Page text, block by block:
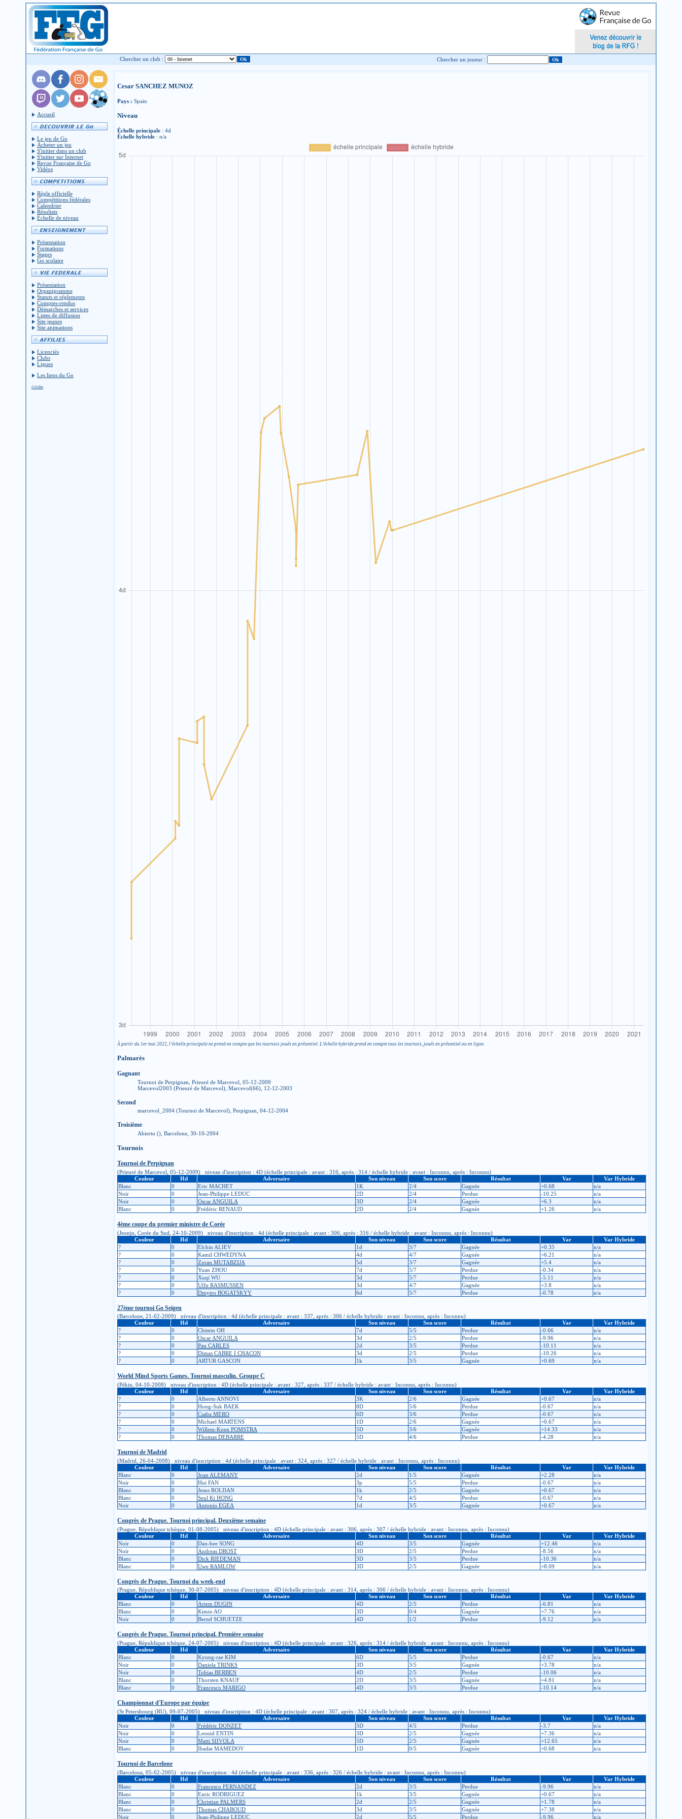
Chercher un club : Chercher un joueur :
Accueil
Le jeu de Go
Acheter un jeu
S'initier dans un club
S'initier sur Internet
Revue Française de Go
Vidéos
Règle officielle
Compétitions fédérales
Calendrier
Résultats
Échelle de niveau
Présentation
Formations
Stages
Go scolaire
Présentation
Organigramme
Statuts et réglements
Comptes-rendus
Démarches et services
Listes de diffusion
Site jeunes
Site animations
Licenciés
Clubs
Ligues
Les liens du Go
Crédits
Cesar SANCHEZ MUNOZ
Pays : Spain
Niveau
Échelle principale : 4d
Échelle hybride : n/a
À partir du 1er mai 2022, l’échelle principale ne prend en compte que les tournois joués en présentiel. L’échelle hybride prend en compte tous les tournois, joués en présentiel ou en ligne.
Palmarès
Gagnant
Tournoi de Perpignan, Prieuré de Marcevol, 05-12-2009
Marcevol2003 (Prieuré de Marcevol), Marcevol(66), 12-12-2003
Second
marcevol_2004 (Tournoi de Marcevol), Perpignan, 04-12-2004
Troisième
Abierto (), Barcelone, 30-10-2004
Tournois
Tournoi de Perpignan
(Prieuré de Marcevol, 05-12-2009) niveau d'inscription : 4D (échelle principale : avant : 316, après : 314 / échelle hybride : avant : Inconnu, après : Inconnu)
Couleur
Hd Adversaire Son niveau Son score Résultat Var
Var Hybride
Blanc
0 Eric MACHET 1K 2/4 Gagnée +0.68
n/a
Noir
0 Jean-Philippe LEDUC 2D 2/4 Perdue -10.25
n/a
Noir
0 Oscar ANGUILA 3D 2/4 Gagnée +6.3
n/a
Blanc
0 Frédéric RENAUD 2D 2/4 Gagnée +1.26 n/a
4ème coupe du premier ministre de Corée
(Jeonju, Corée du Sud, 24-10-2009) niveau d'inscription : 4d (échelle principale : avant : 306, après : 316 / échelle hybride : avant : Inconnu, après : Inconnu)
Couleur
Hd Adversaire Son niveau Son score Résultat Var
Var Hybride
?
0 Elchin ALIEV 1d 3/7 Gagnée +0.35
n/a
?
0 Kamil CHWEDYNA 4d 4/7 Gagnée +6.21
n/a
?
0 Zoran MUTABZIJA 5d 3/7 Gagnée +5.4
n/a
?
0 Yuan ZHOU 7d 5/7 Perdue -0.34
n/a
?
0 Xuqi WU 3d 5/7 Perdue -5.11
n/a
?
0 Uffe RASMUSSEN 3d 4/7 Gagnée +3.8
n/a
?
0 Dmytro BOGATSKYY 6d 5/7 Perdue -0.78 n/a
27ème tournoi Go Seigen
(Barcelone, 21-02-2009) niveau d'inscription : 4d (échelle principale : avant : 337, après : 306 / échelle hybride : avant : Inconnu, après : Inconnu)
Couleur
Hd Adversaire Son niveau Son score Résultat Var
Var Hybride
?
0 Chimin OH 7d 5/5 Perdue -0.66
n/a
?
0 Oscar ANGUILA 3d 2/5 Perdue -9.96
n/a
?
0 Pau CARLES 2d 3/5 Perdue -10.11
n/a
?
0 Dimas CABRE I CHACON 3d 2/5 Perdue -10.26
n/a
?
0 ARTUR GASCON 1k 3/5 Gagnée +0.69 n/a
World Mind Sports Games. Tournoi masculin. Groupe C
(Pékin, 04-10-2008) niveau d'inscription : 4D (échelle principale : avant : 327, après : 337 / échelle hybride : avant : Inconnu, après : Inconnu)
Couleur
Hd Adversaire Son niveau Son score Résultat Var
Var Hybride
?
0 Alberto ANNOVI 3K 2/6 Gagnée +0.67
n/a
?
0 Hong-Suk BAEK 8D 5/6 Perdue -0.67
n/a
?
0 Csaba MERO 6D 3/6 Perdue -0.67
n/a
?
0 Michael MARTENS 1D 2/6 Gagnée +0.67
n/a
?
0 Willem-Koen POMSTRA 5D 3/6 Gagnée +14.33
n/a
?
0 Thomas DEBARRE 5D 4/6 Perdue -4.28 n/a
Tournoi de Madrid
(Madrid, 26-04-2008) niveau d'inscription : 4d (échelle principale : avant : 324, après : 327 / échelle hybride : avant : Inconnu, après : Inconnu)
Couleur
Hd Adversaire Son niveau Son score Résultat Var
Var Hybride
Blanc
0 Joan ALEMANY 2d 1/5 Gagnée +2.28
n/a
Noir
0 Hui FAN 3p 5/5 Perdue -0.67
n/a
Blanc
0 Jesus ROLDAN 1k 2/5 Gagnée +0.67
n/a
Blanc
0 Seul Ki HONG 7d 4/5 Perdue -0.67
n/a
Noir
0 Antonio EGEA 1d 3/5 Gagnée +0.67 n/a
Congrès de Prague. Tournoi principal. Deuxième semaine
(Prague, République tchèque, 01-08-2005) niveau d'inscription : 4D (échelle principale : avant : 306, après : 307 / échelle hybride : avant : Inconnu, après : Inconnu)
Couleur
Hd Adversaire Son niveau Son score Résultat Var
Var Hybride
Noir
0 Dan-bee SONG 4D 3/5 Gagnée +12.46
n/a
Noir
0 Andreas DROST 3D 2/5 Perdue -8.56
n/a
Blanc
0 Dick RIEDEMAN 3D 3/5 Perdue -10.36
n/a
Blanc
0 Uwe RAMLOW 3D 2/5 Gagnée +8.09 n/a
Congrès de Prague. Tournoi du week-end
(Prague, République tchèque, 30-07-2005) niveau d'inscription : 4D (échelle principale : avant : 314, après : 306 / échelle hybride : avant : Inconnu, après : Inconnu)
Couleur
Hd Adversaire Son niveau Son score Résultat Var
Var Hybride
Blanc
0 Artem DUGIN 4D 2/5 Perdue -6.81
n/a
Blanc
0 Kimio AO 3D 0/4 Gagnée +7.76
n/a
Noir
0 Bernd SCHUETZE 4D 1/2 Perdue -9.12 n/a
Congrès de Prague. Tournoi principal. Première semaine
(Prague, République tchèque, 24-07-2005) niveau d'inscription : 4D (échelle principale : avant : 326, après : 314 / échelle hybride : avant : Inconnu, après : Inconnu)
Couleur
Hd Adversaire Son niveau Son score Résultat Var
Var Hybride
Blanc
0 Kyung-rae KIM 6D 5/5 Perdue -0.67
n/a
Noir
0 Daniela TRINKS 3D 3/5 Gagnée +3.78
n/a
Noir
0 Tobias BERBEN 4D 2/5 Perdue -10.06
n/a
Blanc
0 Thorsten KNAUF 2D 3/5 Gagnée +4.81
n/a
Blanc
0 Francesco MARIGO 4D 3/5 Perdue -10.14 n/a
Championnat d'Europe par équipe
(St Petersbourg (RU), 09-07-2005) niveau d'inscription : 4D (échelle principale : avant : 307, après : 324 / échelle hybride : avant : Inconnu, après : Inconnu)
Couleur
Hd Adversaire Son niveau Son score Résultat Var
Var Hybride
Noir
0 Frédéric DONZET 5D 4/5 Perdue -3.7
n/a
Noir
0 Leonid ENTIN 3D 2/5 Gagnée +7.36
n/a
Noir
0 Matti SIIVOLA 5D 2/5 Gagnée +12.65
n/a
Blanc
0 Ibadat MAMEDOV 1D 0/5 Gagnée +0.68 n/a
Tournoi de Barcelone
(Barcelona, 05-02-2005) niveau d'inscription : 4d (échelle principale : avant : 336, après : 326 / échelle hybride : avant : Inconnu, après : Inconnu)
Couleur
Hd Adversaire Son niveau Son score Résultat Var
Var Hybride
Blanc
0 Francesco FERNANDEZ 2d 3/5 Perdue -9.96
n/a
Blanc
0 Enric RODRIGUEZ 1k 3/5 Gagnée +0.67
n/a
Blanc
0 Christian PALMERS 2d 2/5 Gagnée +1.78
n/a
Blanc
0 Thomas CHABOUD 3d 3/5 Gagnée +7.38
n/a
Noir
0 Jean-Philippe LEDUC 2d 5/5 Perdue -9.96 n/a